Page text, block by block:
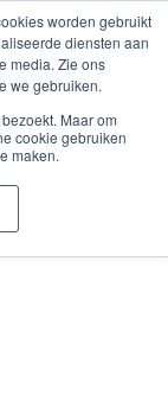
worden gebruikt
diensten aan
media. Zie ons
we gebruiken.
Maar om
cookie gebruiken
maken.
€0.00